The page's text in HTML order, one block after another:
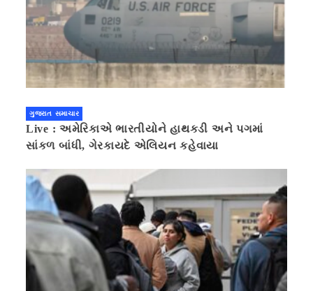
ગુજરાત સમાચાર
Live : અમેરિકાએ ભારતીયોને હાથકડી અને પગમાં
સાંકળ બાંધી, ગેરકાયદે એલિયન કહેવાયા